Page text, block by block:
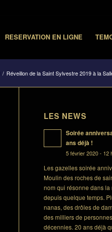
RESERVATION EN LIGNE
/ Réveillon de la Saint Sylvestre 2019 à la
LES NEWS
Soirée
ans déjà !
5 février 2020 - 12
Les gazelles soirée
Moulin des roches de
nom qui résonne dans
depuis quelque temps.
nanas, des drôles de
des milliers de
décennies. 20 ans déjà